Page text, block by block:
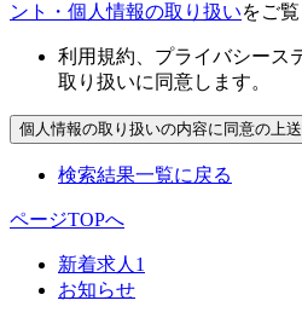
ント・個人情報の取り扱いをご覧
利用規約、プライバシース
取り扱いに同意します。
検索結果一覧に戻る
ページTOPへ
新着求人 1
お知らせ